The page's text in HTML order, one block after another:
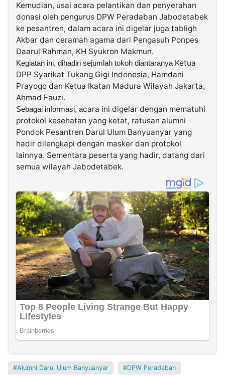
Kemudian, usai acara pelantikan dan penyerahan
donasi oleh pengurus DPW Peradaban Jabodetabek
ke pesantren, dalam acara ini digelar juga tabligh
Akbar dan ceramah agama dari Pengasuh Ponpes
Daarul Rahman, KH Syukron Makmun.
Kegiatan ini, dihadiri sejumlah tokoh diantaranya Ketua
DPP Syarikat Tukang Gigi Indonesia, Hamdani
Prayogo dan Ketua Ikatan Madura Wilayah Jakarta,
Ahmad Fauzi.
Sebagai informasi, acara ini digelar dengan mematuhi
protokol kesehatan yang ketat, ratusan alumni
Pondok Pesantren Darul Ulum Banyuanyar yang
hadir dilengkapi dengan masker dan protokol
lainnya. Sementara peserta yang hadir, datang dari
semua wilayah Jabodetabek.
Alumni Darul Ulum Banyuanyar DPW Peradaban